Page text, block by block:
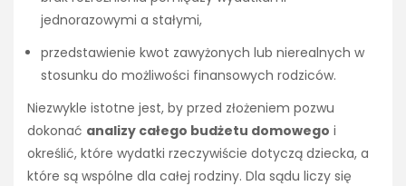
jednorazowymi a stałymi,
przedstawienie kwot zawyżonych lub nierealnych w
stosunku do możliwości finansowych rodziców.
Niezwykle istotne jest, by przed złożeniem pozwu
dokonać analizy całego budżetu domowego i
określić, które wydatki rzeczywiście dotyczą dziecka, a
które są wspólne dla całej rodziny. Dla sądu liczy się